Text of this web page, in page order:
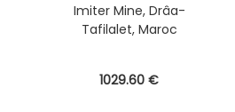
Imiter Mine, Drâa-
Tafilalet, Maroc
1029.60 €